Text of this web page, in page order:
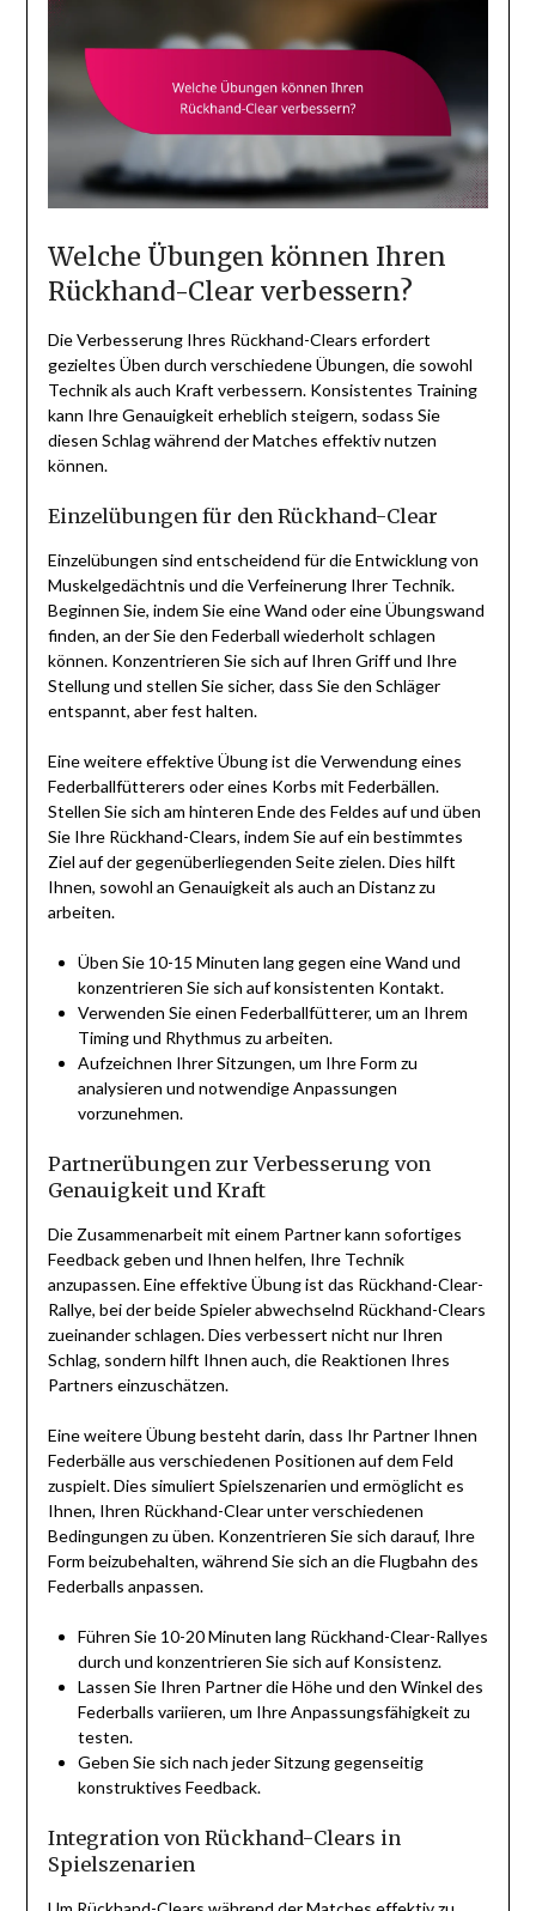
Welche Übungen können Ihren
Rückhand-Clear verbessern?
Die Verbesserung Ihres Rückhand-Clears erfordert
gezieltes Üben durch verschiedene Übungen, die sowohl
Technik als auch Kraft verbessern. Konsistentes Training
kann Ihre Genauigkeit erheblich steigern, sodass Sie
diesen Schlag während der Matches effektiv nutzen
können.
Einzelübungen für den Rückhand-Clear
Einzelübungen sind entscheidend für die Entwicklung von
Muskelgedächtnis und die Verfeinerung Ihrer Technik.
Beginnen Sie, indem Sie eine Wand oder eine Übungswand
finden, an der Sie den Federball wiederholt schlagen
können. Konzentrieren Sie sich auf Ihren Griff und Ihre
Stellung und stellen Sie sicher, dass Sie den Schläger
entspannt, aber fest halten.
Eine weitere effektive Übung ist die Verwendung eines
Federballfütterers oder eines Korbs mit Federbällen.
Stellen Sie sich am hinteren Ende des Feldes auf und üben
Sie Ihre Rückhand-Clears, indem Sie auf ein bestimmtes
Ziel auf der gegenüberliegenden Seite zielen. Dies hilft
Ihnen, sowohl an Genauigkeit als auch an Distanz zu
arbeiten.
Üben Sie 10-15 Minuten lang gegen eine Wand und
konzentrieren Sie sich auf konsistenten Kontakt.
Verwenden Sie einen Federballfütterer, um an Ihrem
Timing und Rhythmus zu arbeiten.
Aufzeichnen Ihrer Sitzungen, um Ihre Form zu
analysieren und notwendige Anpassungen
vorzunehmen.
Partnerübungen zur Verbesserung von
Genauigkeit und Kraft
Die Zusammenarbeit mit einem Partner kann sofortiges
Feedback geben und Ihnen helfen, Ihre Technik
anzupassen. Eine effektive Übung ist das Rückhand-Clear-
Rallye, bei der beide Spieler abwechselnd Rückhand-Clears
zueinander schlagen. Dies verbessert nicht nur Ihren
Schlag, sondern hilft Ihnen auch, die Reaktionen Ihres
Partners einzuschätzen.
Eine weitere Übung besteht darin, dass Ihr Partner Ihnen
Federbälle aus verschiedenen Positionen auf dem Feld
zuspielt. Dies simuliert Spielszenarien und ermöglicht es
Ihnen, Ihren Rückhand-Clear unter verschiedenen
Bedingungen zu üben. Konzentrieren Sie sich darauf, Ihre
Form beizubehalten, während Sie sich an die Flugbahn des
Federballs anpassen.
Führen Sie 10-20 Minuten lang Rückhand-Clear-Rallyes
durch und konzentrieren Sie sich auf Konsistenz.
Lassen Sie Ihren Partner die Höhe und den Winkel des
Federballs variieren, um Ihre Anpassungsfähigkeit zu
testen.
Geben Sie sich nach jeder Sitzung gegenseitig
konstruktives Feedback.
Integration von Rückhand-Clears in
Spielszenarien